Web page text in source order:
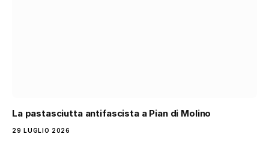
La pastasciutta antifascista a Pian di Molino
29 LUGLIO 2026